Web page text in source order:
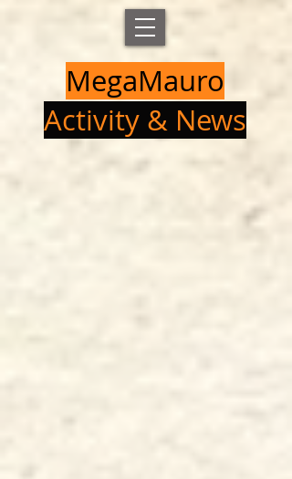
MegaMauro
Activity & News